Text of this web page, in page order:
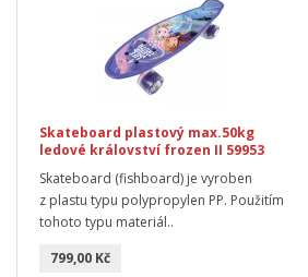
Skateboard plastový max.50kg
ledové království frozen II 59953
Skateboard (fishboard) je vyroben
z plastu typu polypropylen PP. Použitím
tohoto typu materiál..
799,00 Kč